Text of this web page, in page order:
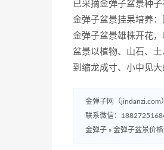
已采摘金弹子盆景种
金弹子盆景挂果培养
金弹子盆景雄株开花
盆景以植物、山石、
到缩龙成寸、小中见大
金弹子网（jindanzi.com
联系微信：
金弹子 » 金弹子盆景价